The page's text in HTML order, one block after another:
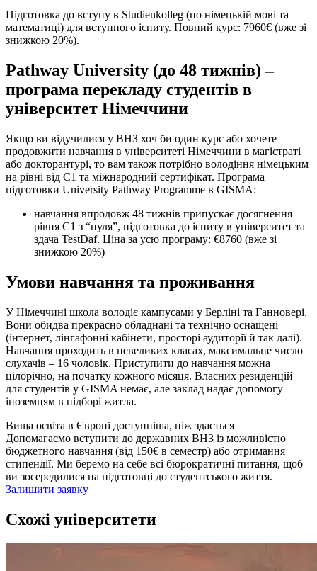
Підготовка до вступу в Studienkolleg (по німецькій мові та
математиці) для вступного іспиту. Повний курс: 7960€ (вже зі
знижкою 20%).
Pathway University (до 48 тижнів) –
програма перекладу студентів в
університет Німеччини
Якщо ви відучилися у ВНЗ хоч би один курс або хочете
продовжити навчання в університеті Німеччини в магістраті
або докторантурі, то вам також потрібно володіння німецьким
на рівні від С1 та міжнародний сертифікат. Програма
підготовки University Pathway Programme в GISMA:
навчання впродовж 48 тижнів припускає досягнення
рівня С1 з “нуля”, підготовка до іспиту в університет та
здача TestDaf. Ціна за усю програму: €8760 (вже зі
знижкою 20%)
Умови навчання та проживання
У Німеччині школа володіє кампусами у Берліні та Ганновері.
Вони обидва прекрасно обладнані та технічно оснащені
(інтернет, лінгафонні кабінети, просторі аудиторії й так далі).
Навчання проходить в невеликих класах, максимальне число
слухачів – 16 чоловік. Приступити до навчання можна
цілорічно, на початку кожного місяця. Власних резиденцій
для студентів у GISMA немає, але заклад надає допомогу
іноземцям в підборі житла.
Вища освіта в Європі доступніша, ніж здається
Допомагаємо вступити до державних ВНЗ із можливістю
бюджетного навчання (від 150€ в семестр) або отримання
стипендії. Ми беремо на себе всі бюрократичні питання, щоб
ви зосередилися на підготовці до студентського життя.
Залишити заявку
Схожі університети